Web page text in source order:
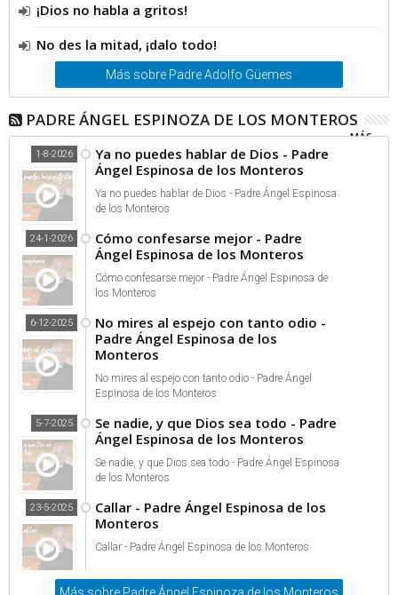
¡Dios no habla a gritos!
No des la mitad, ¡dalo todo!
Más sobre Padre Adolfo Güemes
PADRE ÁNGEL ESPINOZA DE LOS MONTEROS
MÁS...
Ya no puedes hablar de Dios - Padre
Ángel Espinosa de los Monteros
1-8-2026
Ya no puedes hablar de Dios - Padre Ángel Espinosa
de los Monteros
Cómo confesarse mejor - Padre
Ángel Espinosa de los Monteros
24-1-2026
Cómo confesarse mejor - Padre Ángel Espinosa de
los Monteros
No mires al espejo con tanto odio -
Padre Ángel Espinosa de los
Monteros
6-12-2025
No mires al espejo con tanto odio - Padre Ángel
Espinosa de los Monteros
Se nadie, y que Dios sea todo - Padre
Ángel Espinosa de los Monteros
5-7-2025
Se nadie, y que Dios sea todo - Padre Ángel Espinosa
de los Monteros
Callar - Padre Ángel Espinosa de los
Monteros
23-5-2025
Callar - Padre Ángel Espinosa de los Monteros